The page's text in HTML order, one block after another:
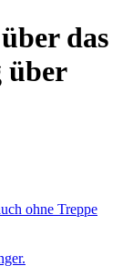
das
über